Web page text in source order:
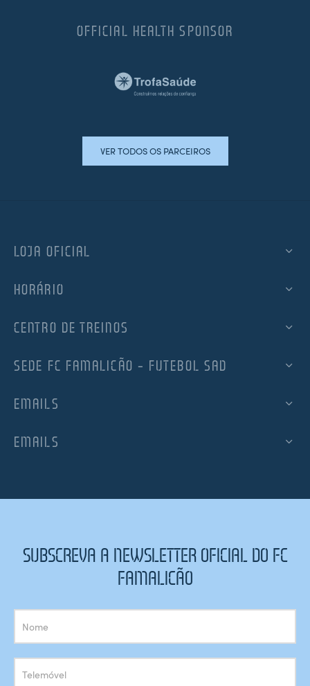
OFFICIAL HEALTH SPONSOR
VER TODOS OS PARCEIROS
LOJA OFICIAL
HORÁRIO
CENTRO DE TREINOS
SEDE FC FAMALICÃO – FUTEBOL SAD
EMAILS
EMAILS
SUBSCREVA A NEWSLETTER OFICIAL DO FC
FAMALICÃO
Subscrição
Newsletter